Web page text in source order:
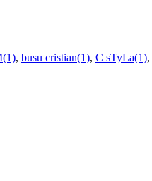
, busu cristian(1), C sTyLa(1),